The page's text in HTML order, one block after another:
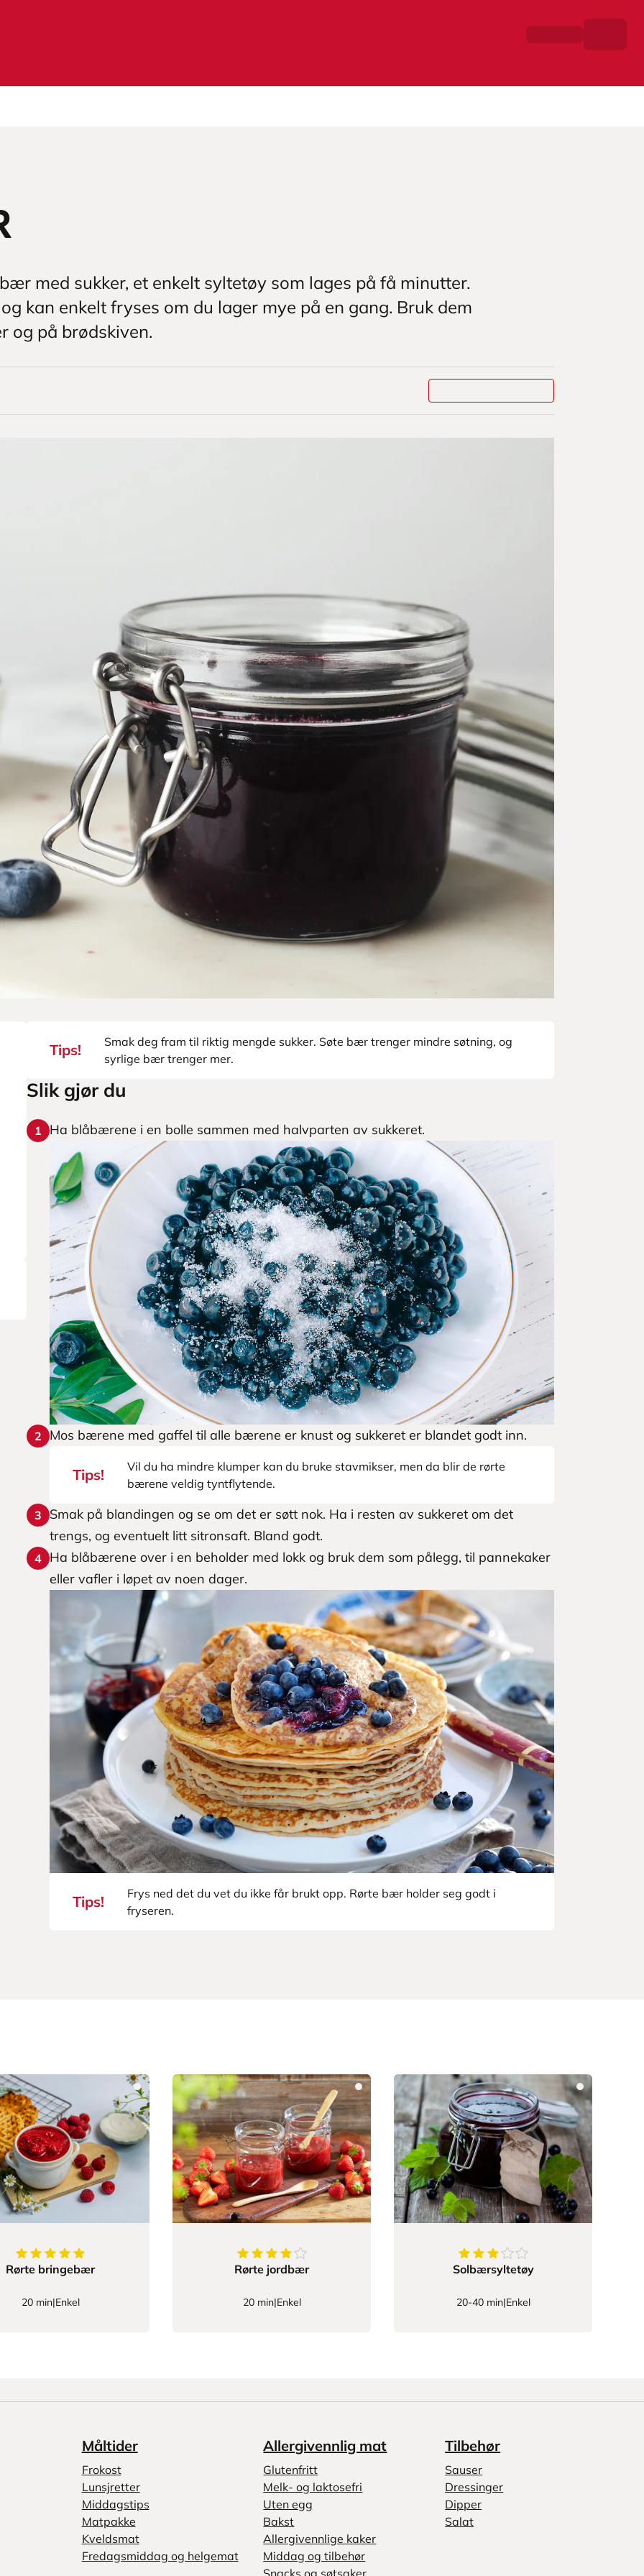
med sukker, et enkelt syltetøy som lages på få minutter.
kan enkelt fryses om du lager mye på en gang. Bruk dem
og på brødskiven.
Tips!
Smak deg fram til riktig mengde sukker. Søte bær trenger mindre søtning, og
syrlige bær trenger mer.
Slik gjør du
1 Ha blåbærene i en bolle sammen med halvparten av sukkeret.
2 Mos bærene med gaffel til alle bærene er knust og sukkeret er blandet godt inn.
Tips!
Vil du ha mindre klumper kan du bruke stavmikser, men da blir de rørte
bærene veldig tyntflytende.
3
Smak på blandingen og se om det er søtt nok. Ha i resten av sukkeret om det
trengs, og eventuelt litt sitronsaft. Bland godt.
4 Ha blåbærene over i en beholder med lokk og bruk dem som pålegg, til pannekaker
eller vafler i løpet av noen dager.
Tips!
Frys ned det du vet du ikke får brukt opp. Rørte bær holder seg godt i
fryseren.
5av5stjerner
Rørte bringebær
20 min|Enkel
4.222222222222222
Rørte jordbær
20 min|Enkel
3.206896551724138
Solbærsyltetøy
20-40 min|Enkel
Måltider
Frokost
Lunsjretter
Middagstips
Matpakke
Kveldsmat
Fredagsmiddag og helgemat
Allergivennlig mat
Glutenfritt
Melk- og laktosefri
Uten egg
Bakst
Allergivennlige kaker
Middag og tilbehør
Tilbehør
Sauser
Dressinger
Dipper
Salat